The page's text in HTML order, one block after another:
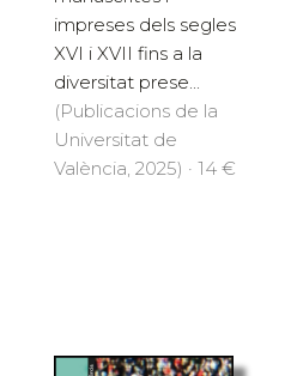
impreses dels segles
XVI i XVII fins a la
diversitat prese...
(Publicacions de la
Universitat de
València, 2025) · 14 €